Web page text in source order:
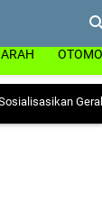
Gerakan "Ayo